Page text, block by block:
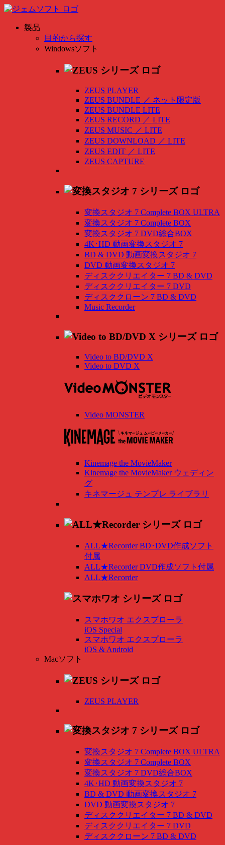
製品
目的から探す
Windowsソフト
ZEUS PLAYER
ZEUS BUNDLE ／ ネット限定版
ZEUS BUNDLE LITE
ZEUS RECORD ／ LITE
ZEUS MUSIC ／ LITE
ZEUS DOWNLOAD ／ LITE
ZEUS EDIT ／ LITE
ZEUS CAPTURE
変換スタジオ 7 Complete BOX ULTRA
変換スタジオ 7 Complete BOX
変換スタジオ 7 DVD総合BOX
4K･HD 動画変換スタジオ 7
BD & DVD 動画変換スタジオ 7
DVD 動画変換スタジオ 7
ディスククリエイター 7 BD & DVD
ディスククリエイター 7 DVD
ディスククローン 7 BD & DVD
Music Recorder
Video to BD/DVD X
Video to DVD X
Video MONSTER
Kinemage the MovieMaker
Kinemage the MovieMaker ウェディン
グ
キネマージュ テンプレ ライブラリ
ALL★Recorder BD･DVD作成ソフト
付属
ALL★Recorder DVD作成ソフト付属
ALL★Recorder
スマホワオ エクスプローラ
iOS Special
スマホワオ エクスプローラ
iOS & Android
Macソフト
ZEUS PLAYER
変換スタジオ 7 Complete BOX ULTRA
変換スタジオ 7 Complete BOX
変換スタジオ 7 DVD総合BOX
4K･HD 動画変換スタジオ 7
BD & DVD 動画変換スタジオ 7
DVD 動画変換スタジオ 7
ディスククリエイター 7 BD & DVD
ディスククリエイター 7 DVD
ディスククローン 7 BD & DVD